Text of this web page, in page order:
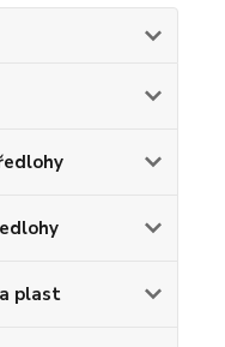
plast